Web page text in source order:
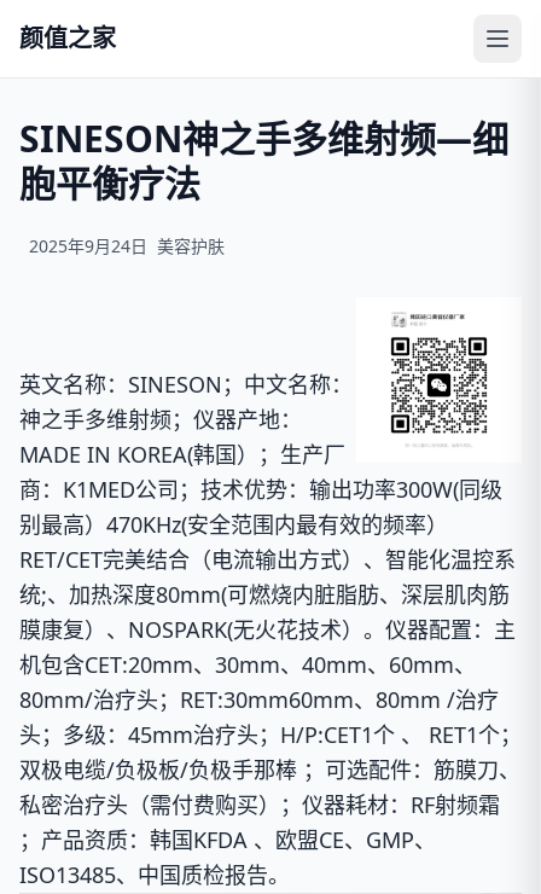
颜值之家
SINESON神之手多维射频—细
胞平衡疗法
2025年9月24日 美容护肤
英文名称： SINESON； 中文名称：
神之手多维射频； 仪器产地：
MADE IN KOREA(韩国）； 生产厂
商： K1MED公司； 技术优势： 输出功率300W(同级
别最高）470KHz(安全范围内最有效的频率）
RET/CET完美结合（电流输出方式）、智能化温控系
统;、加热深度80mm(可燃烧内脏脂肪、深层肌肉筋
膜康复）、NOSPARK(无火花技术）。 仪器配置： 主
机包含CET:20mm、30mm、40mm、60mm、
80mm/治疗头；RET:30mm60mm、80mm /治疗
头；多级：45mm治疗头；H/P:CET1个 、 RET1个；
双极电缆/负极板/负极手那棒 ； 可选配件： 筋膜刀、
私密治疗头（需付费购买）； 仪器耗材： RF射频霜
； 产品资质： 韩国KFDA 、欧盟CE、GMP、
ISO13485、中国质检报告。